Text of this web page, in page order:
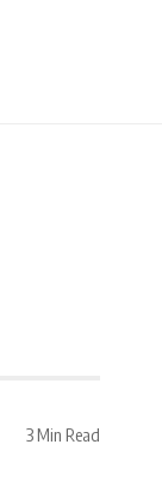
3 Min Read